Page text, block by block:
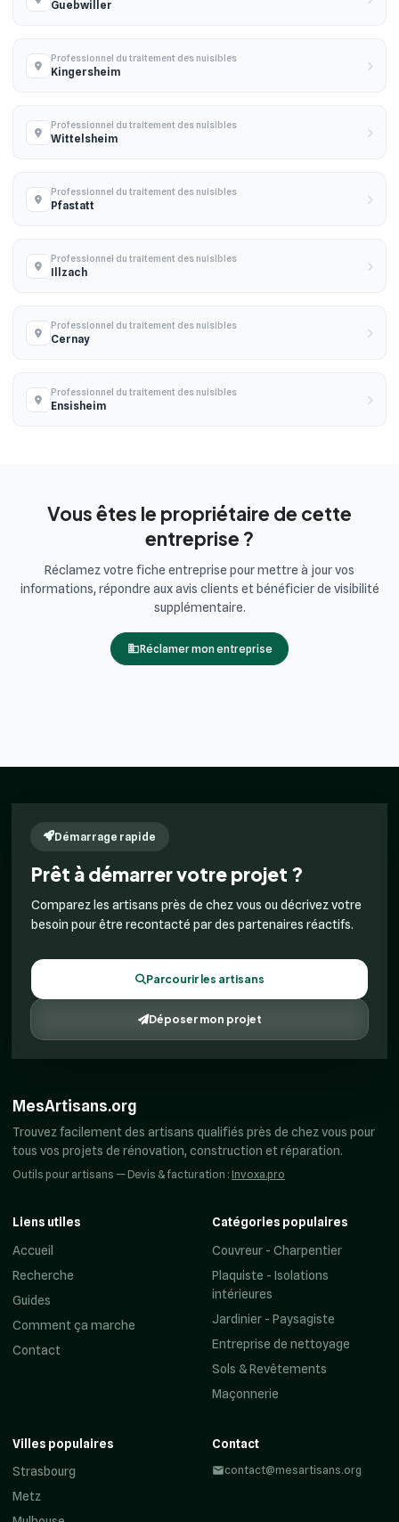
Guebwiller
Professionnel du traitement des nuisibles
Kingersheim
Professionnel du traitement des nuisibles
Wittelsheim
Professionnel du traitement des nuisibles
Pfastatt
Professionnel du traitement des nuisibles
Illzach
Professionnel du traitement des nuisibles
Cernay
Professionnel du traitement des nuisibles
Ensisheim
Vous êtes le propriétaire de cette
entreprise ?
Réclamez votre fiche entreprise pour mettre à jour vos
informations, répondre aux avis clients et bénéficier de visibilité
supplémentaire.
Réclamer mon entreprise
Démarrage rapide
Prêt à démarrer votre projet ?
Comparez les artisans près de chez vous ou décrivez votre
besoin pour être recontacté par des partenaires réactifs.
Parcourir les artisans
Déposer mon projet
MesArtisans.org
Trouvez facilement des artisans qualifiés près de chez vous pour
tous vos projets de rénovation, construction et réparation.
Outils pour artisans — Devis & facturation : Invoxa.pro
Liens utiles
Accueil
Recherche
Guides
Comment ça marche
Contact
Catégories populaires
Couvreur - Charpentier
Plaquiste - Isolations
intérieures
Jardinier - Paysagiste
Entreprise de nettoyage
Sols & Revêtements
Maçonnerie
Villes populaires
Strasbourg
Metz
Contact
contact@mesartisans.org